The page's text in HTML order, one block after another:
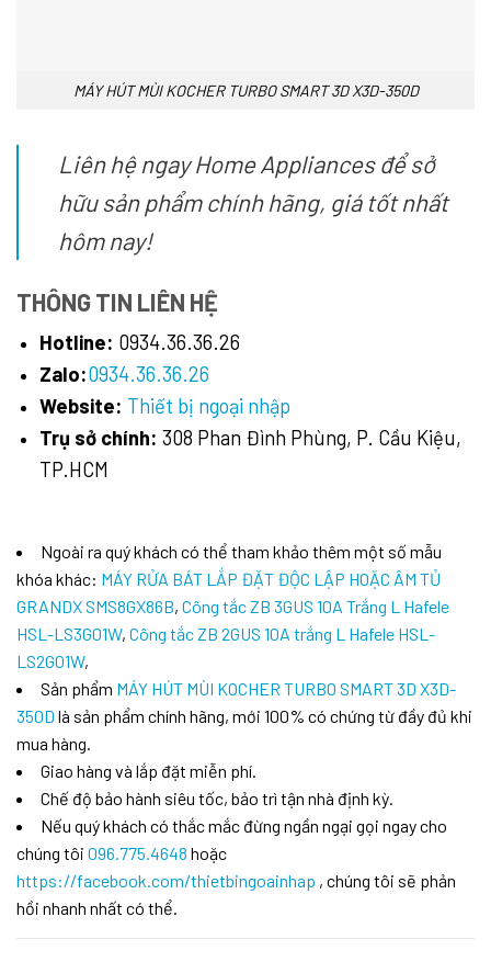
MÁY HÚT MÙI KOCHER TURBO SMART 3D X3D-350D
Liên hệ ngay Home Appliances để sở
hữu sản phẩm chính hãng, giá tốt nhất
hôm nay!
THÔNG TIN LIÊN HỆ
Hotline: 0934.36.36.26
Zalo:0934.36.36.26
Website: Thiết bị ngoại nhập
Trụ sở chính: 308 Phan Đình Phùng, P. Cầu Kiệu,
TP.HCM
Ngoài ra quý khách có thể tham khảo thêm một số mẫu
khóa khác: MÁY RỬA BÁT LẮP ĐẶT ĐỘC LẬP HOẶC ÂM TỦ
GRANDX SMS8GX86B, Công tắc ZB 3GUS 10A Trắng L Hafele
HSL-LS3G01W, Công tắc ZB 2GUS 10A trắng L Hafele HSL-
LS2G01W,
Sản phẩm MÁY HÚT MÙI KOCHER TURBO SMART 3D X3D-
350D là sản phẩm chính hãng, mới 100% có chứng từ đầy đủ khi
mua hàng.
Giao hàng và lắp đặt miễn phí.
Chế độ bảo hành siêu tốc, bảo trì tận nhà định kỳ.
Nếu quý khách có thắc mắc đừng ngần ngại gọi ngay cho
chúng tôi 096.775.4648 hoặc
https://facebook.com/thietbingoainhap , chúng tôi sẽ phản
hồi nhanh nhất có thể.